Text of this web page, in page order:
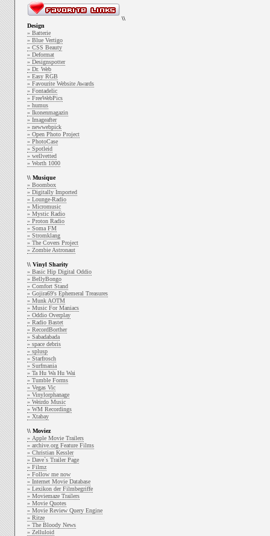
\\
Design
» Batterie
» Blue Vertigo
» CSS Beauty
» Deformat
» Designspotter
» Dr. Web
» Easy RGB
» Favourite Website Awards
» Fontadelic
» FreeWebPics
» humus
» Ikonenmagazin
» Imageafter
» newwebpick
» Open Photo Project
» PhotoCase
» Spotleid
» wellvetted
» Worth 1000
\\ Musique
» Boombox
» Digitally Imported
» Lounge-Radio
» Micromusic
» Mystic Radio
» Proton Radio
» Soma FM
» Stromklang
» The Covers Project
» Zombie Astronaut
\\ Vinyl Sharity
» Basic Hip Digital Oddio
» BellyBongo
» Comfort Stand
» Gojira69's Ephemeral Treasures
» Munk AOTM
» Music For Maniacs
» Oddio Overplay
» Radio Bastet
» RecordBorther
» Sabadabada
» space debris
» splusp
» Starfrosch
» Surfmania
» Ta Hu Wa Hu Wai
» Tumble Forms
» Vegas Vic
» Vinylorphanage
» Weirdo Music
» WM Recordings
» Xtabay
\\ Moviez
» Apple Movie Trailers
» archive.org Feature Films
» Christian Kessler
» Dave`s Trailer Page
» Filmz
» Follow me now
» Internet Movie Database
» Lexikon der Filmbegriffe
» Moviemaze Trailers
» Movie Quotes
» Movie Review Query Engine
» Ritze
» The Bloody News
» Zelluloid